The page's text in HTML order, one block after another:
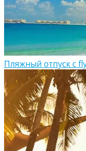
Пляжный отпуск с